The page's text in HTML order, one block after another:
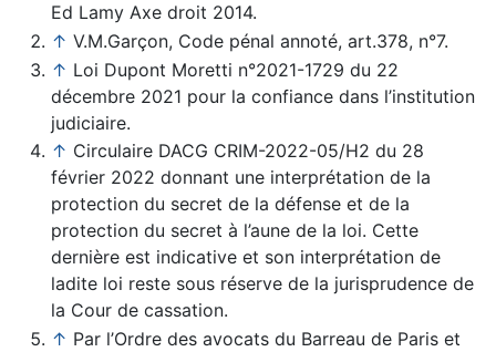
Ed Lamy Axe droit 2014.
↑ V.M.Garçon, Code pénal annoté, art.378, n°7.
↑ Loi Dupont Moretti n°2021-1729 du 22
décembre 2021 pour la confiance dans l’institution
judiciaire.
↑ Circulaire DACG CRIM-2022-05/H2 du 28
février 2022 donnant une interprétation de la
protection du secret de la défense et de la
protection du secret à l’aune de la loi. Cette
dernière est indicative et son interprétation de
ladite loi reste sous réserve de la jurisprudence de
la Cour de cassation.
↑ Par l’Ordre des avocats du Barreau de Paris et